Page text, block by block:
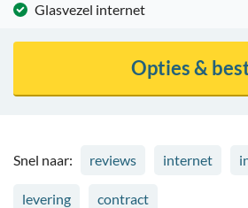
Glasvezel internet
Opties &
Snel naar: reviews internet
levering contract